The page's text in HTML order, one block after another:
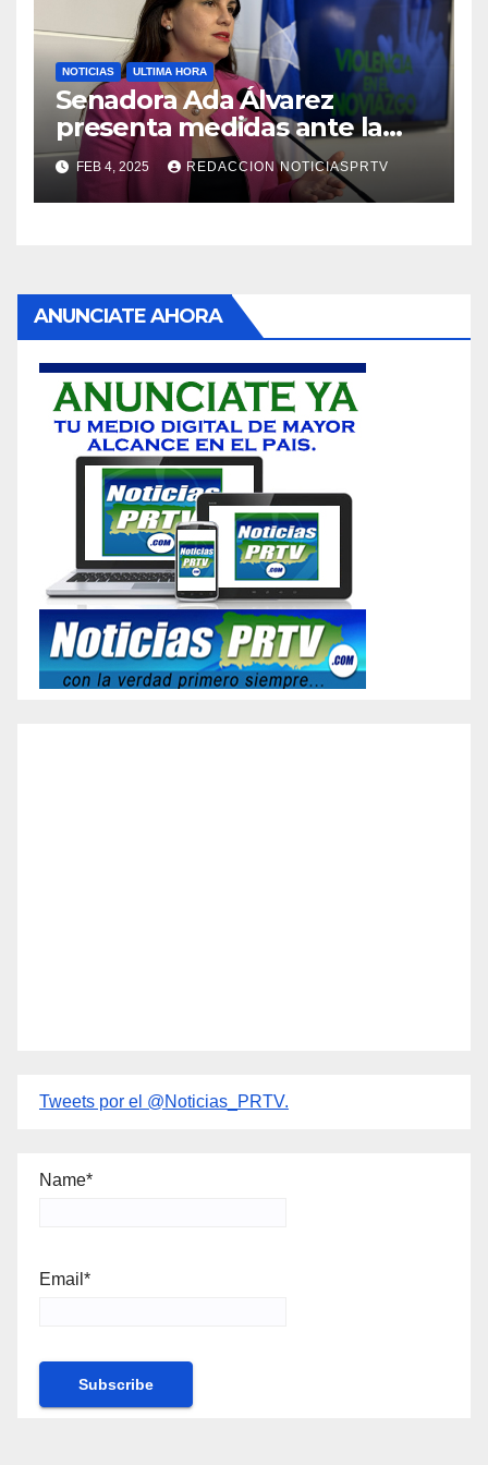
NOTICIAS ULTIMA HORA
Senadora Ada Álvarez
presenta medidas ante la
violencia en el noviazgo
FEB 4, 2025 REDACCION NOTICIASPRTV
ANUNCIATE AHORA
Tweets por el @Noticias_PRTV.
Name*
Email*